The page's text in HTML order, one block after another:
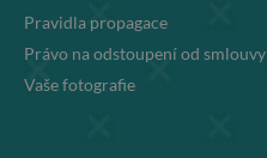
Pravidla propagace
Právo na odstoupení od smlouvy
Vaše fotografie